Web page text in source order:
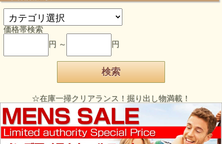
価格帯検索
円 ～
円
☆在庫一掃クリアランス！掘り出し物満載！